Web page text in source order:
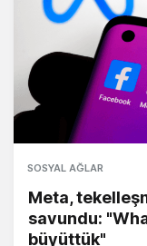
SOSYAL AĞLAR
Meta,
savundu:
büyüttük"